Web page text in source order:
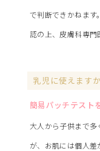
で判断できかねます
認の上、皮膚科専門
乳児に使えます
簡易パッチテスト
大人から子供まで
が、お肌には個人